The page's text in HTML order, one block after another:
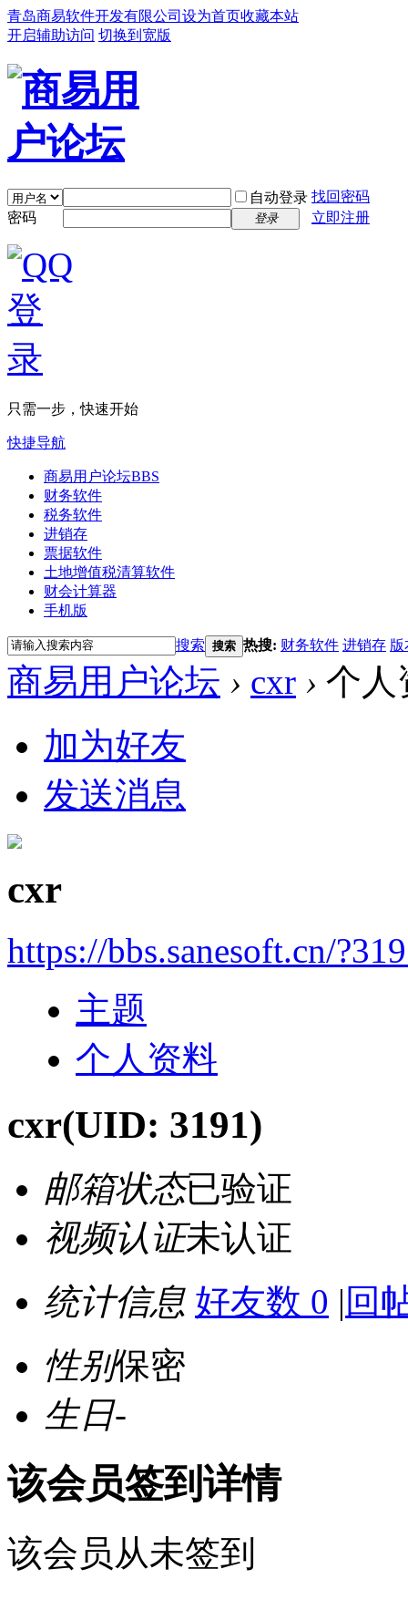
青岛商易软件开发有限公司 设为首页收藏本站
开启辅助访问 切换到宽版
自动登录 找回密码
密码
登录 立即注册
只需一步，快速开始
快捷导航
商易用户论坛BBS
财务软件
税务软件
进销存
票据软件
土地增值税清算软件
财会计算器
手机版
搜索 搜索 热搜: 财务软件 进销存 版
商易用户论坛 › cxr › 个人
加为好友
发送消息
cxr
https://bbs.sanesoft.cn/
主题
个人资料
cxr(UID: 3191)
邮箱状态已验证
视频认证未认证
统计信息 好友数 0 | 回
性别保密
生日-
该会员签到详情
该会员从未签到